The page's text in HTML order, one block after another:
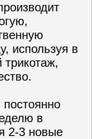
используя в
трикотаж,
в
2-3 новые